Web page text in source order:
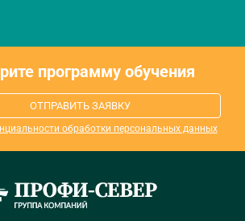
программу обучения
ОТПРАВИТЬ ЗАЯВКУ
обработки персональных данных